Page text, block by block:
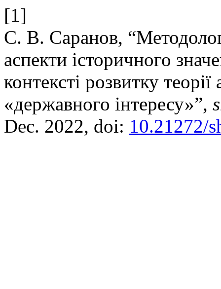
[1]
С. В. Саранов,
аспекти історичного
контексті розвитку
«державного інтересу»”,
Dec. 2022, doi: 10.21272/